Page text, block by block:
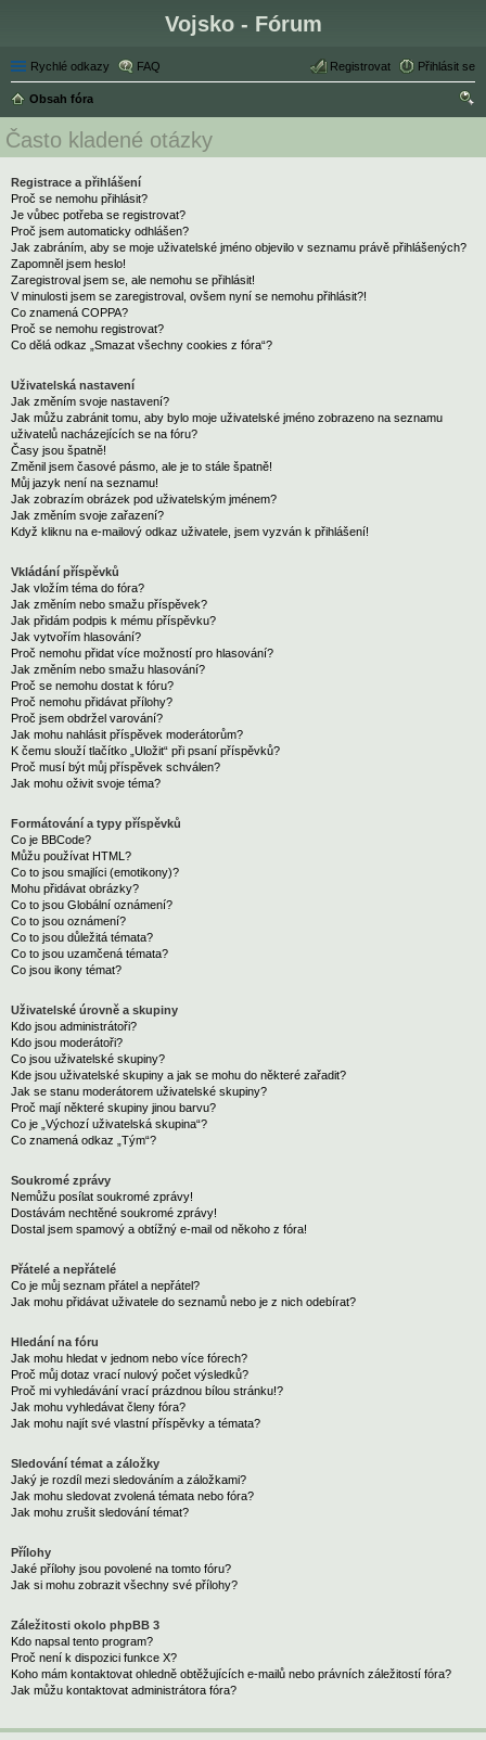
Vojsko - Fórum
Rychlé odkazy FAQ Přihlásit se
Registrovat
Obsah fóra
Často kladené otázky
Registrace a přihlášení
Proč se nemohu přihlásit?
Je vůbec potřeba se registrovat?
Proč jsem automaticky odhlášen?
Jak zabráním, aby se moje uživatelské jméno objevilo v seznamu právě přihlášených?
Zapomněl jsem heslo!
Zaregistroval jsem se, ale nemohu se přihlásit!
V minulosti jsem se zaregistroval, ovšem nyní se nemohu přihlásit?!
Co znamená COPPA?
Proč se nemohu registrovat?
Co dělá odkaz „Smazat všechny cookies z fóra“?
Uživatelská nastavení
Jak změním svoje nastavení?
Jak můžu zabránit tomu, aby bylo moje uživatelské jméno zobrazeno na seznamu
uživatelů nacházejících se na fóru?
Časy jsou špatně!
Změnil jsem časové pásmo, ale je to stále špatně!
Můj jazyk není na seznamu!
Jak zobrazím obrázek pod uživatelským jménem?
Jak změním svoje zařazení?
Když kliknu na e-mailový odkaz uživatele, jsem vyzván k přihlášení!
Vkládání příspěvků
Jak vložím téma do fóra?
Jak změním nebo smažu příspěvek?
Jak přidám podpis k mému příspěvku?
Jak vytvořím hlasování?
Proč nemohu přidat více možností pro hlasování?
Jak změním nebo smažu hlasování?
Proč se nemohu dostat k fóru?
Proč nemohu přidávat přílohy?
Proč jsem obdržel varování?
Jak mohu nahlásit příspěvek moderátorům?
K čemu slouží tlačítko „Uložit“ při psaní příspěvků?
Proč musí být můj příspěvek schválen?
Jak mohu oživit svoje téma?
Formátování a typy příspěvků
Co je BBCode?
Můžu používat HTML?
Co to jsou smajlíci (emotikony)?
Mohu přidávat obrázky?
Co to jsou Globální oznámení?
Co to jsou oznámení?
Co to jsou důležitá témata?
Co to jsou uzamčená témata?
Co jsou ikony témat?
Uživatelské úrovně a skupiny
Kdo jsou administrátoři?
Kdo jsou moderátoři?
Co jsou uživatelské skupiny?
Kde jsou uživatelské skupiny a jak se mohu do některé zařadit?
Jak se stanu moderátorem uživatelské skupiny?
Proč mají některé skupiny jinou barvu?
Co je „Výchozí uživatelská skupina“?
Co znamená odkaz „Tým“?
Soukromé zprávy
Nemůžu posílat soukromé zprávy!
Dostávám nechtěné soukromé zprávy!
Dostal jsem spamový a obtížný e-mail od někoho z fóra!
Přátelé a nepřátelé
Co je můj seznam přátel a nepřátel?
Jak mohu přidávat uživatele do seznamů nebo je z nich odebírat?
Hledání na fóru
Jak mohu hledat v jednom nebo více fórech?
Proč můj dotaz vrací nulový počet výsledků?
Proč mi vyhledávání vrací prázdnou bílou stránku!?
Jak mohu vyhledávat členy fóra?
Jak mohu najít své vlastní příspěvky a témata?
Sledování témat a záložky
Jaký je rozdíl mezi sledováním a záložkami?
Jak mohu sledovat zvolená témata nebo fóra?
Jak mohu zrušit sledování témat?
Přílohy
Jaké přílohy jsou povolené na tomto fóru?
Jak si mohu zobrazit všechny své přílohy?
Záležitosti okolo phpBB 3
Kdo napsal tento program?
Proč není k dispozici funkce X?
Koho mám kontaktovat ohledně obtěžujících e-mailů nebo právních záležitostí fóra?
Jak můžu kontaktovat administrátora fóra?